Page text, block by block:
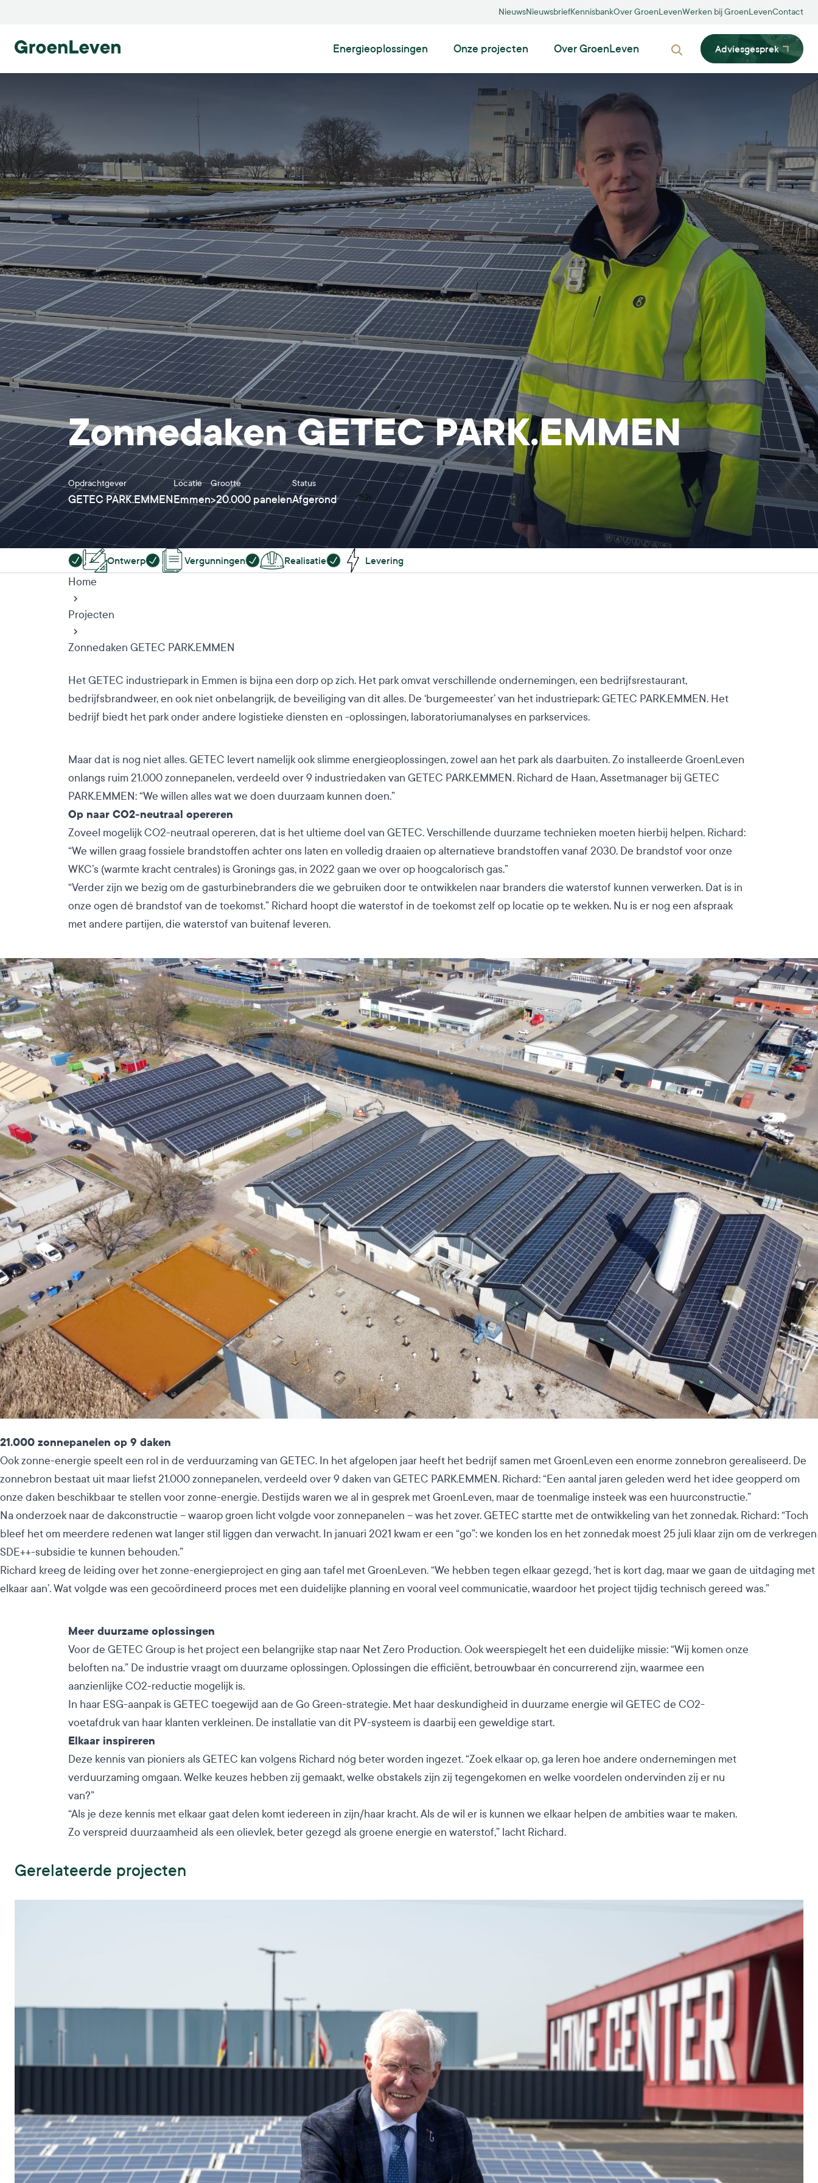
NieuwsNieuwsbriefKennisbankOver GroenLevenWerken bij GroenLevenContact
Ga naar homepage Energieoplossingen
Zonneparken
Zonnepanelen op grond
Drijvende zonneparken
Agri-pv
Onze projecten Over GroenLeven
Biodiversiteit
Dubbelfunctie
Innovatie
Inpassing
Participatie
MVO
Zoeken
Adviesgesprek
Zonnedaken GETEC PARK.EMMEN
Opdrachtgever
GETEC PARK.EMMEN
Locatie
Emmen
Grootte
>20.000 panelen
Status
Afgerond
Ontwerp Vergunningen Realisatie Levering
Home
Projecten
Zonnedaken GETEC PARK.EMMEN
Het GETEC industriepark in Emmen is bijna een dorp op zich. Het park omvat verschillende ondernemingen, een bedrijfsrestaurant,
bedrijfsbrandweer, en ook niet onbelangrijk, de beveiliging van dit alles. De ‘burgemeester’ van het industriepark: GETEC PARK.EMMEN. Het
bedrijf biedt het park onder andere logistieke diensten en -oplossingen, laboratoriumanalyses en parkservices.
Maar dat is nog niet alles. GETEC levert namelijk ook slimme energieoplossingen, zowel aan het park als daarbuiten. Zo installeerde GroenLeven
onlangs ruim 21.000 zonnepanelen, verdeeld over 9 industriedaken van GETEC PARK.EMMEN. Richard de Haan, Assetmanager bij GETEC
PARK.EMMEN: “We willen alles wat we doen duurzaam kunnen doen.”
Op naar CO2-neutraal opereren
Zoveel mogelijk CO2-neutraal opereren, dat is het ultieme doel van GETEC. Verschillende duurzame technieken moeten hierbij helpen. Richard:
“We willen graag fossiele brandstoffen achter ons laten en volledig draaien op alternatieve brandstoffen vanaf 2030. De brandstof voor onze
WKC’s (warmte kracht centrales) is Gronings gas, in 2022 gaan we over op hoogcalorisch gas.”
“Verder zijn we bezig om de gasturbinebranders die we gebruiken door te ontwikkelen naar branders die waterstof kunnen verwerken. Dat is in
onze ogen dé brandstof van de toekomst.” Richard hoopt die waterstof in de toekomst zelf op locatie op te wekken. Nu is er nog een afspraak
met andere partijen, die waterstof van buitenaf leveren.
21.000 zonnepanelen op 9 daken
Ook zonne-energie speelt een rol in de verduurzaming van GETEC. In het afgelopen jaar heeft het bedrijf samen met GroenLeven een enorme zonnebron gerealiseerd. De
zonnebron bestaat uit maar liefst 21.000 zonnepanelen, verdeeld over 9 daken van GETEC PARK.EMMEN. Richard: “Een aantal jaren geleden werd het idee geopperd om
onze daken beschikbaar te stellen voor zonne-energie. Destijds waren we al in gesprek met GroenLeven, maar de toenmalige insteek was een huurconstructie.”
Na onderzoek naar de dakconstructie – waarop groen licht volgde voor zonnepanelen – was het zover. GETEC startte met de ontwikkeling van het zonnedak. Richard: “Toch
bleef het om meerdere redenen wat langer stil liggen dan verwacht. In januari 2021 kwam er een “go”: we konden los en het zonnedak moest 25 juli klaar zijn om de verkregen
SDE++-subsidie te kunnen behouden.”
Richard kreeg de leiding over het zonne-energieproject en ging aan tafel met GroenLeven. “We hebben tegen elkaar gezegd, ‘het is kort dag, maar we gaan de uitdaging met
elkaar aan’. Wat volgde was een gecoördineerd proces met een duidelijke planning en vooral veel communicatie, waardoor het project tijdig technisch gereed was.”
Meer duurzame oplossingen
Voor de GETEC Group is het project een belangrijke stap naar Net Zero Production. Ook weerspiegelt het een duidelijke missie: “Wij komen onze
beloften na.” De industrie vraagt om duurzame oplossingen. Oplossingen die efficiënt, betrouwbaar én concurrerend zijn, waarmee een
aanzienlijke CO2-reductie mogelijk is.
In haar ESG-aanpak is GETEC toegewijd aan de Go Green-strategie. Met haar deskundigheid in duurzame energie wil GETEC de CO2-
voetafdruk van haar klanten verkleinen. De installatie van dit PV-systeem is daarbij een geweldige start.
Elkaar inspireren
Deze kennis van pioniers als GETEC kan volgens Richard nóg beter worden ingezet. “Zoek elkaar op, ga leren hoe andere ondernemingen met
verduurzaming omgaan. Welke keuzes hebben zij gemaakt, welke obstakels zijn zij tegengekomen en welke voordelen ondervinden zij er nu
van?”
“Als je deze kennis met elkaar gaat delen komt iedereen in zijn/haar kracht. Als de wil er is kunnen we elkaar helpen de ambities waar te maken.
Zo verspreid duurzaamheid als een olievlek, beter gezegd als groene energie en waterstof,” lacht Richard.
Gerelateerde projecten